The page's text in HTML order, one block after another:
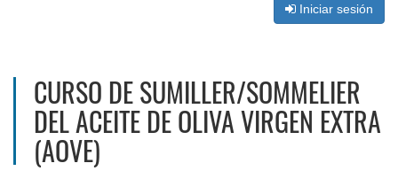
Iniciar sesión
CURSO DE SUMILLER/SOMMELIER
DEL ACEITE DE OLIVA VIRGEN EXTRA
(AOVE)